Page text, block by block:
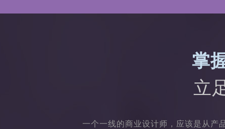
掌
立
一个一线的商业设计师，应该是从产